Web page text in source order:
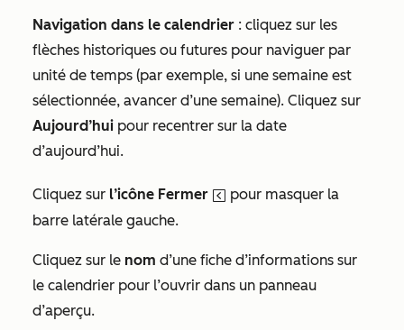
Navigation dans le calendrier : cliquez sur les
flèches historiques ou futures pour naviguer par
unité de temps (par exemple, si une semaine est
sélectionnée, avancer d’une semaine). Cliquez sur
Aujourd’hui pour recentrer sur la date
d’aujourd’hui.
Cliquez sur l’icône Fermer sidebarCollapseIcon
pour masquer la
barre latérale gauche.
Cliquez sur le nom d’une fiche d’informations sur
le calendrier pour l’ouvrir dans un panneau
d’aperçu.